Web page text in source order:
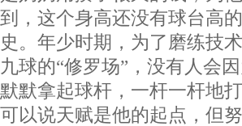
到，这个身高还没有球台高
史。年少时期，为了磨练技
九球的“修罗场”，没有人会
默默拿起球杆，一杆一杆地
可以说天赋是他的起点，但